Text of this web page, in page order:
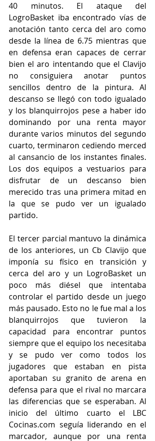
40 minutos. El ataque del
LogroBasket iba encontrado vías de
anotación tanto cerca del aro como
desde la línea de 6.75 mientras que
en defensa eran capaces de cerrar
bien el aro intentando que el Clavijo
no consiguiera anotar puntos
sencillos dentro de la pintura. Al
descanso se llegó con todo igualado
y los blanquirrojos pese a haber ido
dominando por una renta mayor
durante varios minutos del segundo
cuarto, terminaron cediendo merced
al cansancio de los instantes finales.
Los dos equipos a vestuarios para
disfrutar de un descanso bien
merecido tras una primera mitad en
la que se pudo ver un igualado
partido.
El tercer parcial mantuvo la dinámica
de los anteriores, un Cb Clavijo que
imponía su físico en transición y
cerca del aro y un LogroBasket un
poco más diésel que intentaba
controlar el partido desde un juego
más pausado. Esto no le fue mal a los
blanquirrojos que tuvieron la
capacidad para encontrar puntos
siempre que el equipo los necesitaba
y se pudo ver como todos los
jugadores que estaban en pista
aportaban su granito de arena en
defensa para que el rival no marcara
las diferencias que se esperaban. Al
inicio del último cuarto el LBC
Cocinas.com seguía liderando en el
marcador, aunque por una renta